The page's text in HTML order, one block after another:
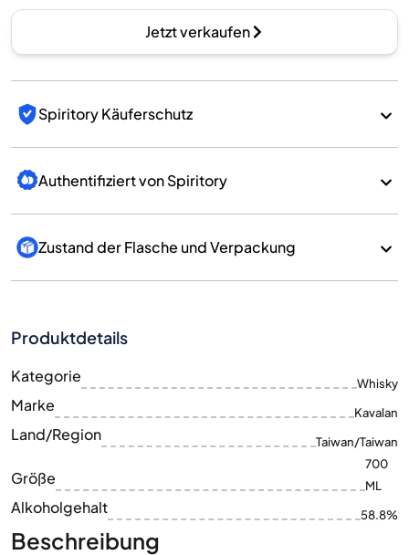
Jetzt verkaufen
Spiritory Käuferschutz
Authentifiziert von Spiritory
Zustand der Flasche und Verpackung
Produktdetails
Kategorie Whisky
Marke Kavalan
Land/Region Taiwan/Taiwan
Größe
700
ML
Alkoholgehalt 58.8%
Beschreibung